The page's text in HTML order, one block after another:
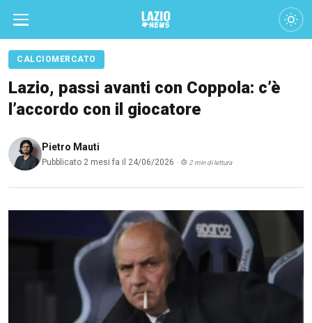
CALCIOMERCATO
Lazio, passi avanti con Coppola: c’è
l’accordo con il giocatore
Pietro Mauti
Pubblicato 2 mesi fa il 24/06/2026 · 2 min di lettura